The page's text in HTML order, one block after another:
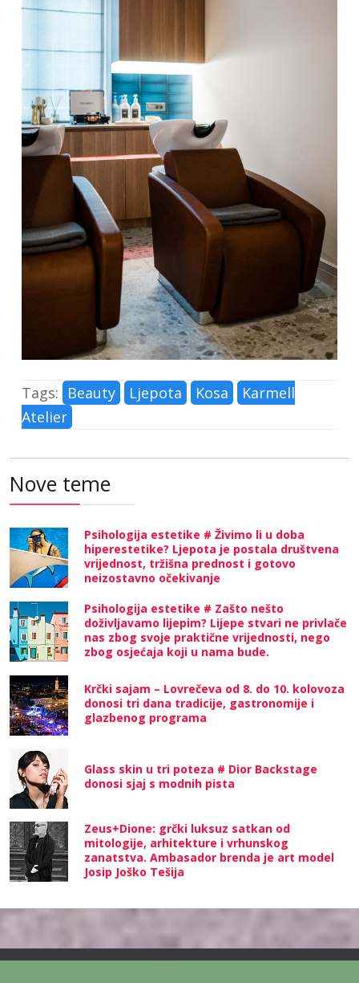
Tags: Beauty Ljepota Kosa
Karmell
Atelier
Nove teme
Psihologija estetike # Živimo li u doba
hiperestetike? Ljepota je postala društvena
vrijednost, tržišna prednost i gotovo
neizostavno očekivanje
Psihologija estetike # Zašto nešto
doživljavamo lijepim? Lijepe stvari ne privlače
nas zbog svoje praktične vrijednosti, nego
zbog osjećaja koji u nama bude.
Krčki sajam – Lovrečeva od 8. do 10. kolovoza
donosi tri dana tradicije, gastronomije i
glazbenog programa
Glass skin u tri poteza # Dior Backstage
donosi sjaj s modnih pista
Zeus+Dione: grčki luksuz satkan od
mitologije, arhitekture i vrhunskog
zanatstva. Ambasador brenda je art model
Josip Joško Tešija